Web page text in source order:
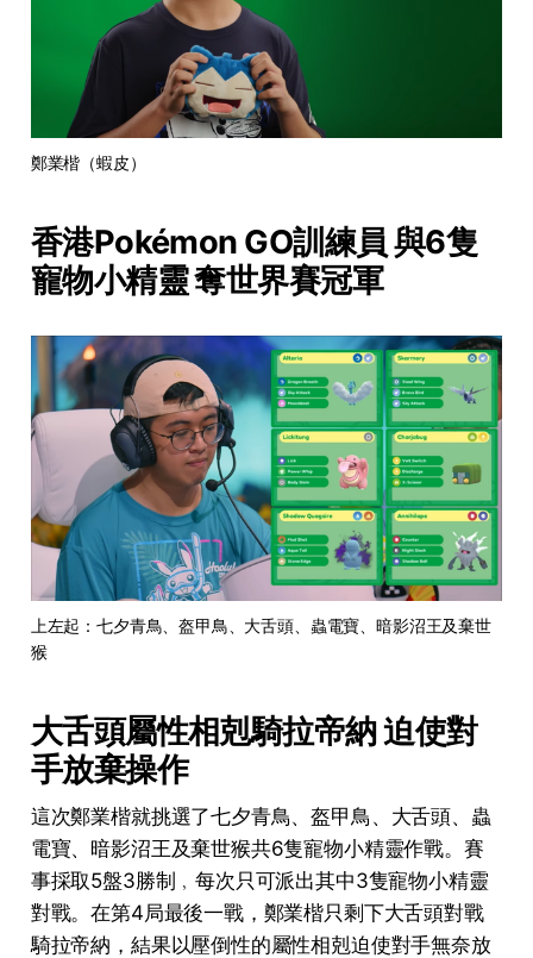
鄭業楷（蝦皮）
香港Pokémon GO訓練員 與6隻
寵物小精靈 奪世界賽冠軍
上左起：七夕青鳥、盔甲鳥、大舌頭、蟲電寶、暗影沼王及棄世
猴
大舌頭屬性相剋騎拉帝納 迫使對
手放棄操作
這次鄭業楷就挑選了七夕青鳥、盔甲鳥、大舌頭、蟲
電寶、暗影沼王及棄世猴共6隻寵物小精靈作戰。賽
事採取5盤3勝制﹐每次只可派出其中3隻寵物小精靈
對戰。在第4局最後一戰，鄭業楷只剩下大舌頭對戰
騎拉帝納，結果以壓倒性的屬性相剋迫使對手無奈放